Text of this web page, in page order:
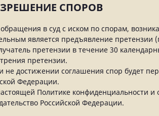
СПОРОВ
в суд с иском по спорам,
является предъявление
претензии в течение 30
претензии.
не достижении соглашения спор будет
Федерации.
Политике конфиденциальности
Российской Федерации.